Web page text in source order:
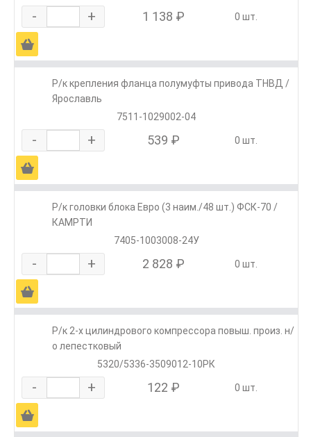
- + 1 138 ₽ 0 шт.
Ä
Р/к крепления фланца полумуфты привода ТНВД /
Ярославль
7511-1029002-04
- + 539 ₽ 0 шт.
Ä
Р/к головки блока Евро (3 наим./48 шт.) ФСК-70 /
КАМРТИ
7405-1003008-24У
- + 2 828 ₽ 0 шт.
Ä
Р/к 2-х цилиндрового компрессора повыш. произ. н/
о лепестковый
5320/5336-3509012-10РК
- + 122 ₽ 0 шт.
Ä